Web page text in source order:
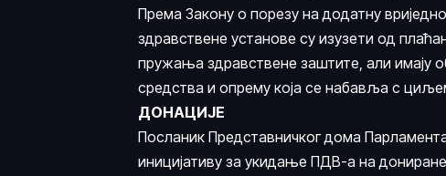
Према Закону о порезу на додатну
здравствене установе су изузети од
пружања здравствене заштите, али имају
средства и опрему која се набавља с
ДОНАЦИЈЕ
Посланик Представничког дома
иницијативу за укидање ПДВ-а на дониране